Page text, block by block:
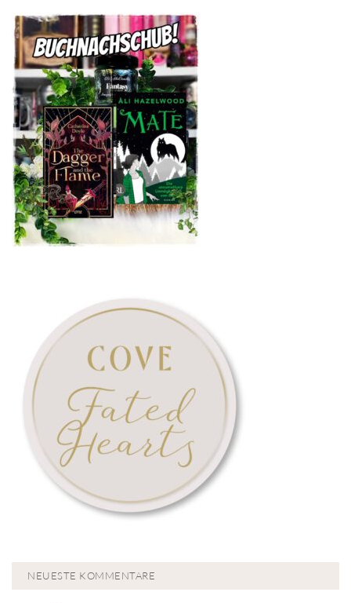
NEUESTE KOMMENTARE